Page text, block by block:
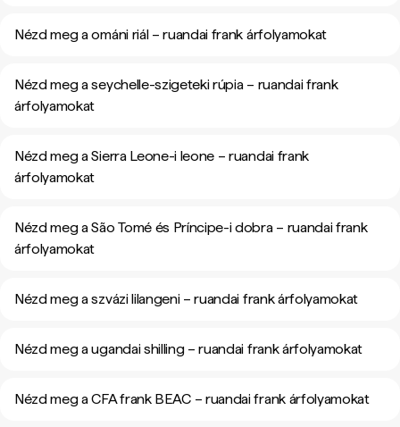
Nézd meg a ománi riál – ruandai frank árfolyamokat
Nézd meg a seychelle-szigeteki rúpia – ruandai frank
árfolyamokat
Nézd meg a Sierra Leone-i leone – ruandai frank
árfolyamokat
Nézd meg a São Tomé és Príncipe-i dobra – ruandai frank
árfolyamokat
Nézd meg a szvázi lilangeni – ruandai frank árfolyamokat
Nézd meg a ugandai shilling – ruandai frank árfolyamokat
Nézd meg a CFA frank BEAC – ruandai frank árfolyamokat